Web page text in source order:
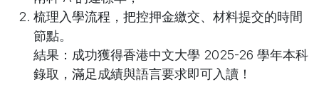
梳理入學流程，把控押金繳交、材料提交的時間
節點。
結果 ：成功獲得香港中文大學 2025-26 學年本科
錄取，滿足成績與語言要求即可入讀！